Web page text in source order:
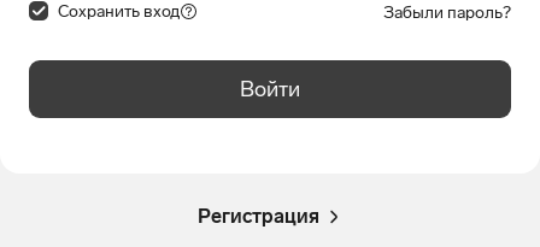
Сохранить вход Забыли пароль?
Войти
Регистрация